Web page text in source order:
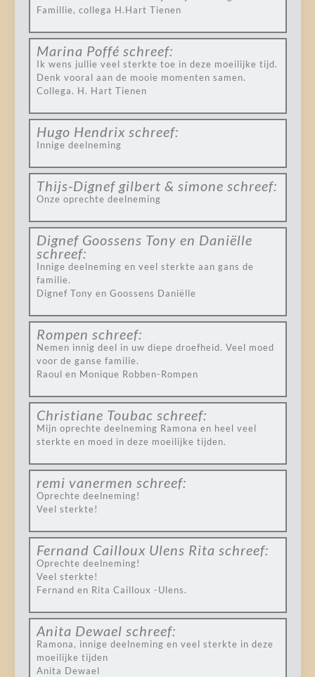
Famillie, collega H.Hart Tienen
Marina Poffé schreef:
Ik wens jullie veel sterkte toe in deze moeilijke tijd.
Denk vooral aan de mooie momenten samen.
Collega. H. Hart Tienen
Hugo Hendrix schreef:
Innige deelneming
Thijs-Dignef gilbert & simone schreef:
Onze oprechte deelneming
Dignef Goossens Tony en Daniëlle
schreef:
Innige deelneming en veel sterkte aan gans de
familie.
Dignef Tony en Goossens Daniëlle
Rompen schreef:
Nemen innig deel in uw diepe droefheid. Veel moed
voor de ganse familie.
Raoul en Monique Robben-Rompen
Christiane Toubac schreef:
Mijn oprechte deelneming Ramona en heel veel
sterkte en moed in deze moeilijke tijden.
remi vanermen schreef:
Oprechte deelneming!
Veel sterkte!
Fernand Cailloux Ulens Rita schreef:
Oprechte deelneming!
Veel sterkte!
Fernand en Rita Cailloux -Ulens.
Anita Dewael schreef:
Ramona, innige deelneming en veel sterkte in deze
moeilijke tijden
Anita Dewael